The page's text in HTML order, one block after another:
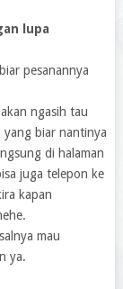
lupa
pesanannya
ngasih tau
yang biar nantinya
di halaman
juga telepon ke
kapan
mau
ya.